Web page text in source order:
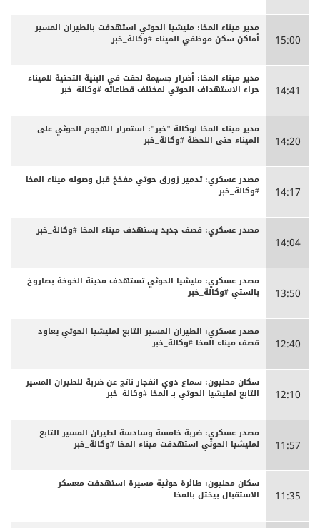
15:00
مدير ميناء المخا: مليشيا الحوثي استهدفت بالطيران المسير
أماكن سكن موظفي الميناء #وكالة_خبر
14:41
مدير ميناء المخا: أضرار جسيمة لحقت في البنية التحتية للميناء
جراء الاستهداف الحوثي لمختلف قطاعاته #وكالة_خبر
14:20
مدير ميناء المخا لوكالة "خبر": استمرار الهجوم الحوثي على
الميناء حتى اللحظة #وكالة_خبر
14:17
مصدر عسكري: تدمير زورق حوثي مفخخ قبل وصوله ميناء المخا
#وكالة_خبر
14:04
مصدر عسكري: قصف جديد يستهدف ميناء المخا #وكالة_خبر
13:50
مصدر عسكري: مليشيا الحوثي تستهدف مدينة الخوخة بصاروخ
بالستي #وكالة_خبر
12:40
مصدر عسكري: الطيران المسير التابع لمليشيا الحوثي يعاود
قصف ميناء المخا #وكالة_خبر
12:10
سكان محليون: سماع دوي انفجار ناتج عن ضربة للطيران المسير
التابع لمليشيا الحوثي بـ المخا #وكالة_خبر
11:57
مصدر عسكري: ضربة خامسة وسادسة لطيران المسير التابع
لمليشيا الحوثي استهدفت ميناء المخا #وكالة_خبر
11:35
سكان محليون: طائرة حوثية مسيرة استهدفت معسكر
الاستقبال بيختل بالمخا